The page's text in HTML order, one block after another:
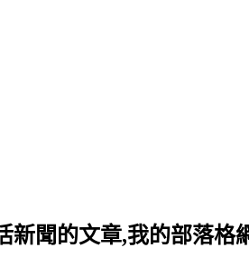
聞的文章,我的部落